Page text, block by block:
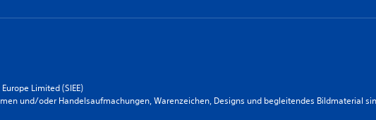
Limited (SIEE)
und/oder Handelsaufmachungen, Warenzeichen, Designs und begleitendes Bildmaterial